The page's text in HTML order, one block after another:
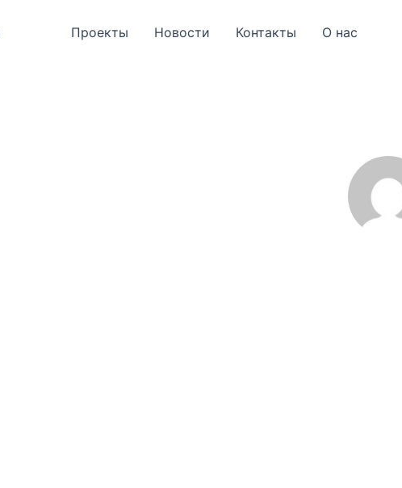
Проекты Новости Контакты О нас